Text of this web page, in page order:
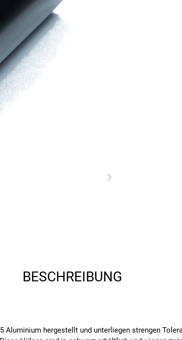
BESCHREIBUNG
Aluminium hergestellt und unterliegen strengen